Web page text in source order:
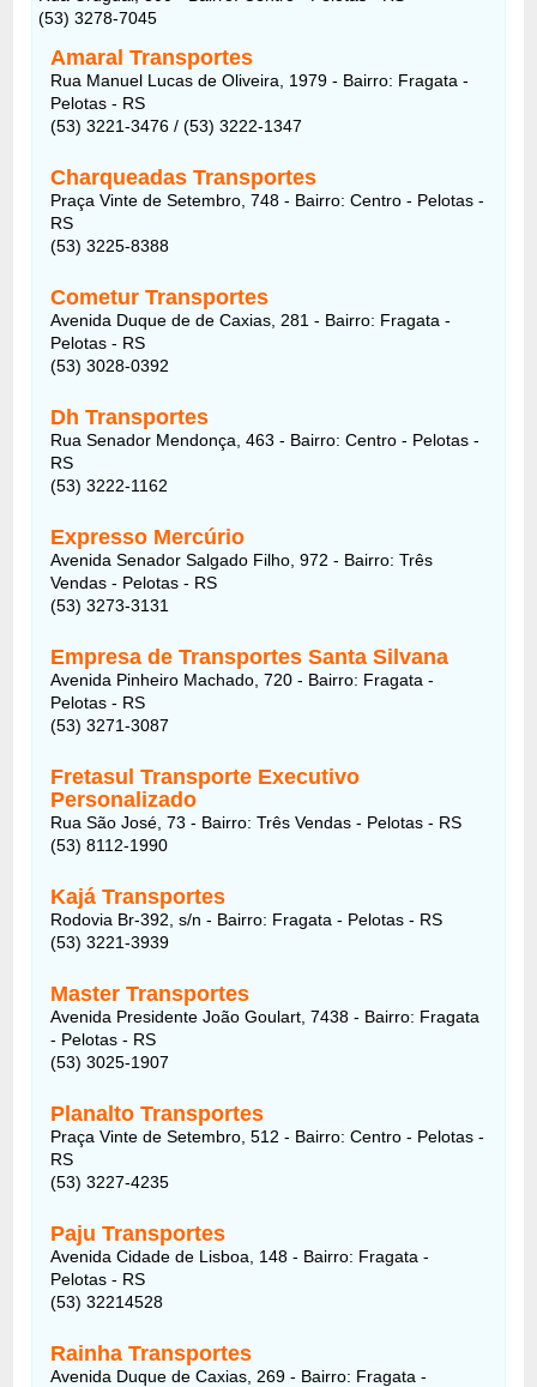
(53) 3278-7045
Amaral Transportes
Rua Manuel Lucas de Oliveira, 1979 - Bairro: Fragata -
Pelotas - RS
(53) 3221-3476 / (53) 3222-1347
Charqueadas Transportes
Praça Vinte de Setembro, 748 - Bairro: Centro - Pelotas -
RS
(53) 3225-8388
Cometur Transportes
Avenida Duque de de Caxias, 281 - Bairro: Fragata -
Pelotas - RS
(53) 3028-0392
Dh Transportes
Rua Senador Mendonça, 463 - Bairro: Centro - Pelotas -
RS
(53) 3222-1162
Expresso Mercúrio
Avenida Senador Salgado Filho, 972 - Bairro: Três
Vendas - Pelotas - RS
(53) 3273-3131
Empresa de Transportes Santa Silvana
Avenida Pinheiro Machado, 720 - Bairro: Fragata -
Pelotas - RS
(53) 3271-3087
Fretasul Transporte Executivo
Personalizado
Rua São José, 73 - Bairro: Três Vendas - Pelotas - RS
(53) 8112-1990
Kajá Transportes
Rodovia Br-392, s/n - Bairro: Fragata - Pelotas - RS
(53) 3221-3939
Master Transportes
Avenida Presidente João Goulart, 7438 - Bairro: Fragata
- Pelotas - RS
(53) 3025-1907
Planalto Transportes
Praça Vinte de Setembro, 512 - Bairro: Centro - Pelotas -
RS
(53) 3227-4235
Paju Transportes
Avenida Cidade de Lisboa, 148 - Bairro: Fragata -
Pelotas - RS
(53) 32214528
Rainha Transportes
Avenida Duque de Caxias, 269 - Bairro: Fragata -